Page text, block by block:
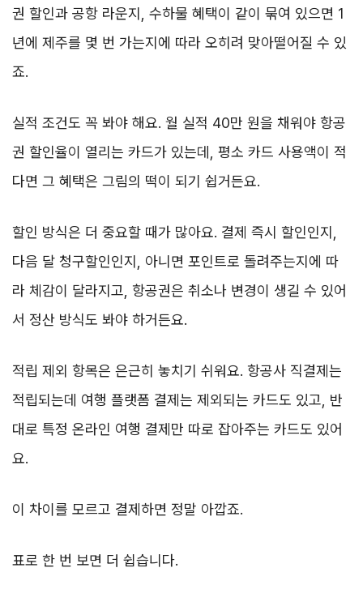
권 할인과 공항 라운지, 수하물 혜택이 같이 묶여 있으면 1
년에 제주를 몇 번 가는지에 따라 오히려 맞아떨어질 수 있
죠.
실적 조건도 꼭 봐야 해요. 월 실적 40만 원을 채워야 항공
권 할인율이 열리는 카드가 있는데, 평소 카드 사용액이 적
다면 그 혜택은 그림의 떡이 되기 쉽거든요.
할인 방식은 더 중요할 때가 많아요. 결제 즉시 할인인지,
다음 달 청구할인인지, 아니면 포인트로 돌려주는지에 따
라 체감이 달라지고, 항공권은 취소나 변경이 생길 수 있어
서 정산 방식도 봐야 하거든요.
적립 제외 항목은 은근히 놓치기 쉬워요. 항공사 직결제는
적립되는데 여행 플랫폼 결제는 제외되는 카드도 있고, 반
대로 특정 온라인 여행 결제만 따로 잡아주는 카드도 있어
요.
이 차이를 모르고 결제하면 정말 아깝죠.
표로 한 번 보면 더 쉽습니다.